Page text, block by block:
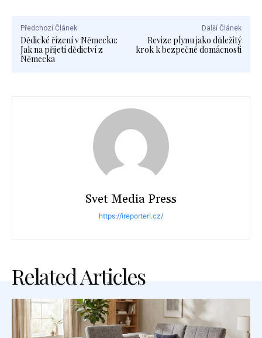
Předchozí Článek
Dědické řízení v Německu:
Jak na přijetí dědictví z
Německa
Další Článek
Revize plynu jako důležitý
krok k bezpečné domácnosti
Svet Media Press
https://ireporteri.cz/
Related Articles